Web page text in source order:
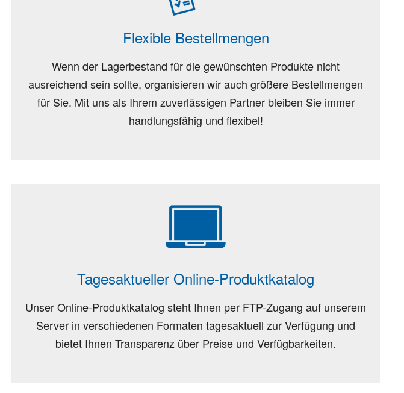
Flexible Bestellmengen
Wenn der Lagerbestand für die gewünschten Produkte nicht
ausreichend sein sollte, organisieren wir auch größere Bestellmengen
für Sie. Mit uns als Ihrem zuverlässigen Partner bleiben Sie immer
handlungsfähig und flexibel!
Tagesaktueller Online-Produktkatalog
Unser Online-Produktkatalog steht Ihnen per FTP-Zugang auf unserem
Server in verschiedenen Formaten tagesaktuell zur Verfügung und
bietet Ihnen Transparenz über Preise und Verfügbarkeiten.